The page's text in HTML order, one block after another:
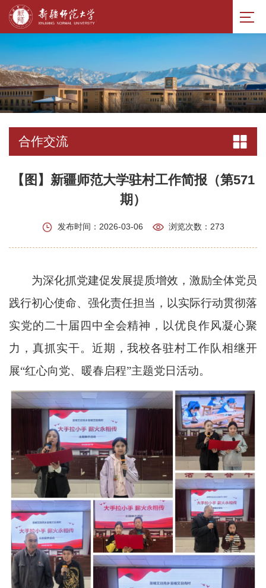
合作交流
【图】新疆师范大学驻村工作简报（第571
期）
发布时间：2026-03-06 浏览次数：273
为深化抓党建促发展提质增效，激励全体党员
践行初心使命、强化责任担当，以实际行动贯彻落
实党的二十届四中全会精神，以优良作风凝心聚
力，真抓实干。近期，我校各驻村工作队相继开
展“红心向党、暖春启程”主题党日活动。